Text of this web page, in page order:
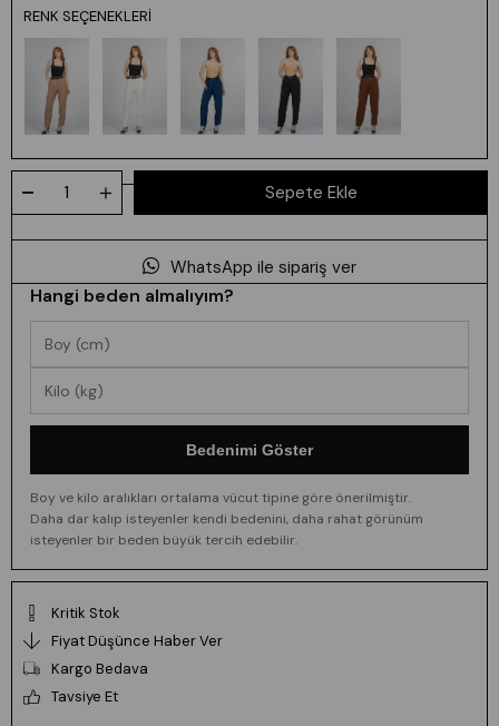
RENK SEÇENEKLERI
WhatsApp ile sipariş ver
Hangi beden almalıyım?
Bedenimi Göster
Boy ve kilo aralıkları ortalama vücut tipine göre önerilmiştir.
Daha dar kalıp isteyenler kendi bedenini, daha rahat görünüm
isteyenler bir beden büyük tercih edebilir.
Kritik Stok
Fiyat Düşünce Haber Ver
Kargo Bedava
Tavsiye Et